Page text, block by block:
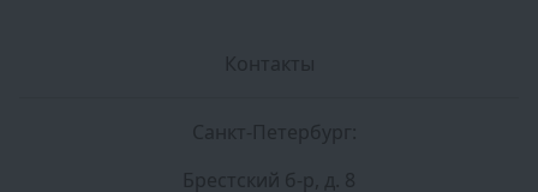
Контакты
Санкт-Петербург:
Брестский б-р, д. 8